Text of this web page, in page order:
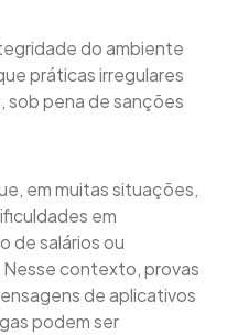
do ambiente
práticas irregulares
sob pena de sanções
em muitas situações,
em
de salários ou
contexto, provas
de aplicativos
podem ser